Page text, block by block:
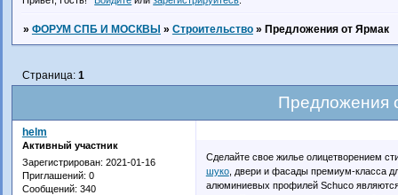
» ФОРУМ СПБ И МОСКВЫ » Строительство » Предложения от Ярмак
Предложения
Страница: 1
helm
Активный участник
Зарегистрирован: 2021-01-16
Приглашений: 0
Сообщений: 340
Сделайте свое жилье олицетворением
шуко, двери и фасады премиум-класса
алюминиевых профилей Schuco являются